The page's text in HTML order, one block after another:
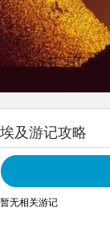
埃及游记攻略
暂无相关游记